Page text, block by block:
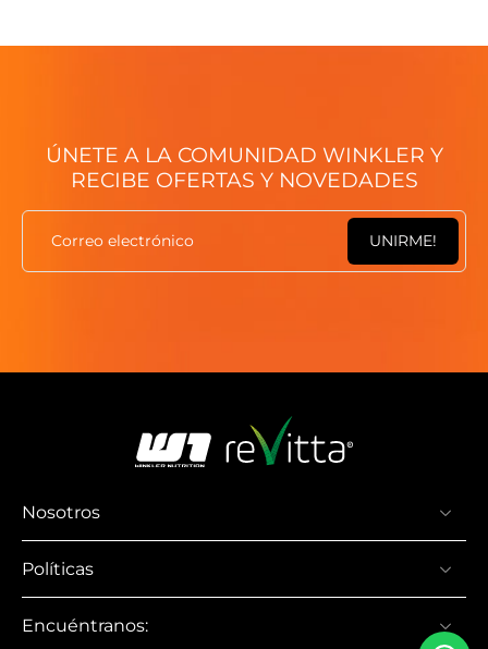
ÚNETE A LA COMUNIDAD WINKLER Y
RECIBE OFERTAS Y NOVEDADES
Correo electrónico UNIRME!
Nosotros
Políticas
Encuéntranos: